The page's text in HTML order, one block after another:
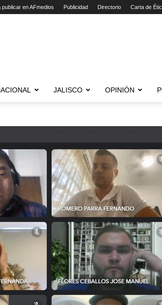
en AFmedios Publicidad Directorio Carta de
JALISCO OPINIÓN